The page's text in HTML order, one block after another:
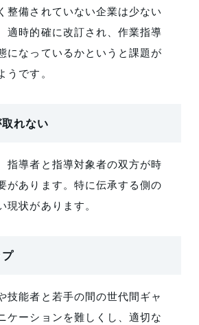
整備されていない企業は少ない
適時的確に改訂され、作業指導
になっているかというと課題が
です。
れない
指導者と指導対象者の双方が時
があります。特に伝承する側の
状があります。
技能者と若手の間の世代間ギャ
ケーションを難しくし、適切な